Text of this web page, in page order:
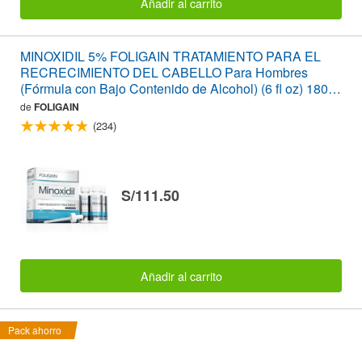
MINOXIDIL 5% FOLIGAIN TRATAMIENTO PARA EL
RECRECIMIENTO DEL CABELLO Para Hombres
(Fórmula con Bajo Contenido de Alcohol) (6 fl oz) 180ml
Suministro para 3 Meses
de FOLIGAIN
(234)
S/111.50
Añadir al carrito
Pack ahorro